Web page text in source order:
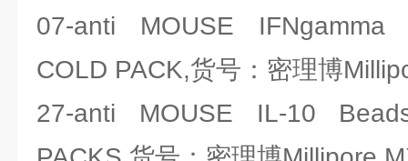
07-anti MOUSE IFNgamma
COLD PACK,货号：密理博
27-anti MOUSE IL-10